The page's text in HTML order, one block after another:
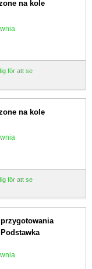
na kole
för att se
na kole
för att se